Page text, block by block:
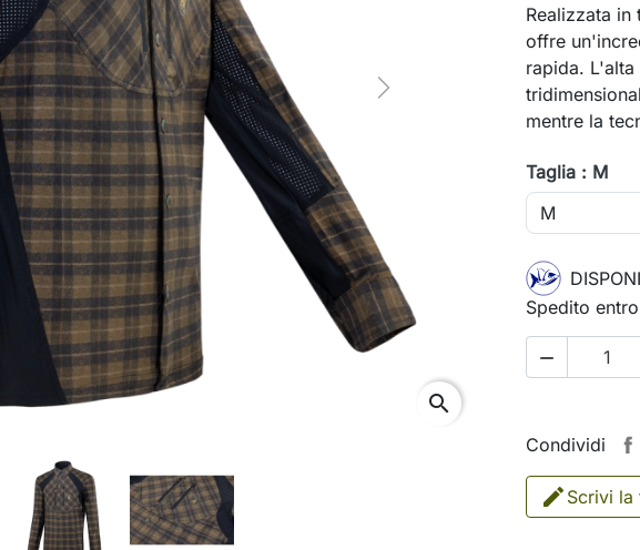
Next
search
Realizzata in
offre
rapida.
mentre la
Taglia : M
Spedito

Condividi
Scrivi la